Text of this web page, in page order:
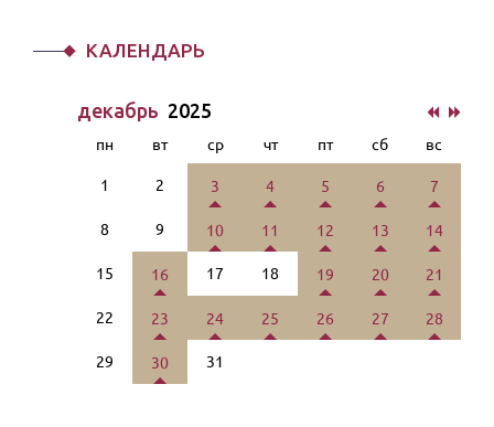
КАЛЕНДАРЬ
декабрь 2025
пн вт ср чт пт сб вс
1 2 3 4 5 6 7
8 9 10 11 12 13 14
15 16 17 18 19 20 21
22 23 24 25 26 27 28
29 30 31